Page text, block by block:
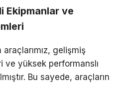
Ekipmanlar ve
gelişmiş
ve yüksek performanslı
Bu sayede, araçların